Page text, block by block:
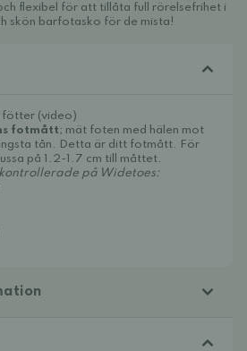
flexibel för att tillåta full rörelsefrihet i
skön barfotasko för de mista!
fötter (video)
fotmått; mät foten med hälen mot
tån. Detta är ditt fotmått. För
på 1.2-1.7 cm till måttet.
på Widetoes: